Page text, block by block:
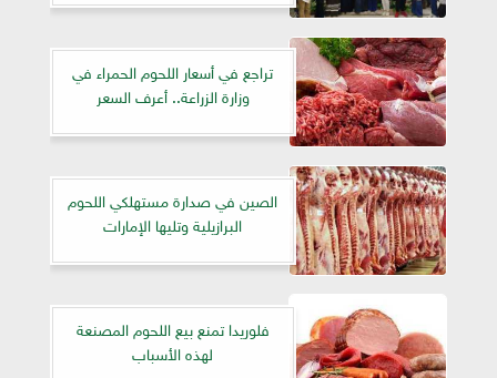
تراجع في أسعار اللحوم الحمراء في
وزارة الزراعة.. أعرف السعر
الصين في صدارة مستهلكي اللحوم
البرازيلية وتليها الإمارات
فلوريدا تمنع بيع اللحوم المصنعة
لهذه الأسباب